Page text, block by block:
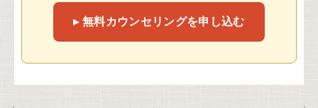
▸ 無料カウンセリングを申し込む